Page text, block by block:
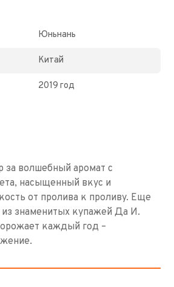
Юньнань
Китай
2019 год
за волшебный аромат с
насыщенный вкус и
от пролива к проливу. Еще
знаменитых купажей Да И.
каждый год –